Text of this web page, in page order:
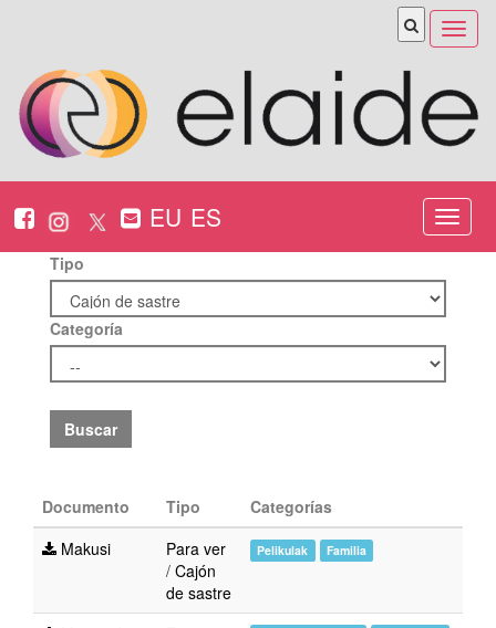
Abrir
menú
EU ES
ireki
Tipo
Categoría
Buscar
Documento Tipo
Categorías
Makusi
Para ver
/ Cajón
de sastre
Pelikulak Familia